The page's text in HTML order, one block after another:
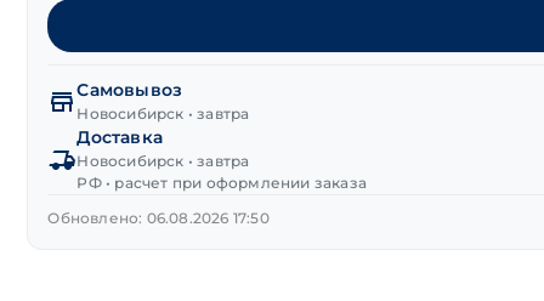
Болт
шестигранная
нерж.сталь
А2
М5х20 мм
DIN 933
Самовывоз
Новосибирск • завтра
Доставка
Новосибирск • завтра
РФ • расчет при оформлении заказа
Обновлено: 06.08.2026 17:50